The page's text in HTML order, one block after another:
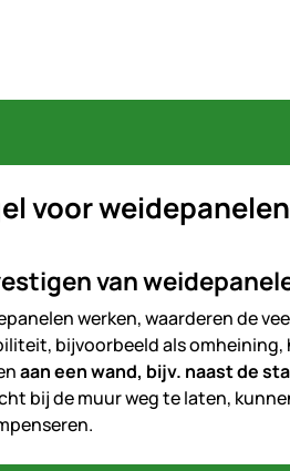
voor
van
werken, waarderen de
bijvoorbeeld als
aan een wand, bijv. naast de
bij de muur weg te laten,